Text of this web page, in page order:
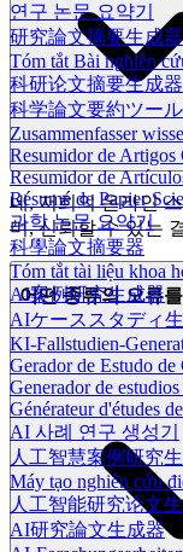
연구 논문 요약기
研究論文摘要生成器
Tóm tắt Bài nghiên
科研论文摘要生成器
科学論文要約ツール
Zusammenfasser
Resumidor de Artigos
Resumidor de
Résumé de Papier
과학 논문 요약기
科學論文摘要器
Tóm tắt tài liệu khoa
AI案例研究生成器
AIケーススタディ
KI-Fallstudien-
Gerador de Estudo de
Generador de
Générateur d'études
AI 사례 연구 생성기
人工智慧案例研究
Máy tạo nghiên cứu
人工智能研究论文
AI研究論文生成器
네, 저희의 온라인
며, 신뢰할 수 있는
어떤 종류의 오류